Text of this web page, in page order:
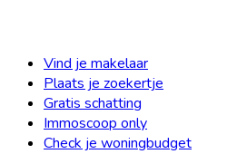
Vind je makelaar
Plaats je zoekertje
Gratis schatting
Immoscoop only
Check je woningbudget